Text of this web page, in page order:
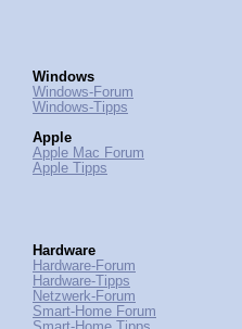
Windows
Windows-Forum
Windows-Tipps
Apple
Apple Mac Forum
Apple Tipps
Hardware
Hardware-Forum
Hardware-Tipps
Netzwerk-Forum
Smart-Home Forum